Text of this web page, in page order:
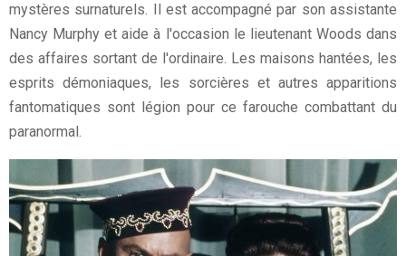
mystères surnaturels. Il est accompagné par son assistante
Nancy Murphy et aide à l'occasion le lieutenant Woods dans
des affaires sortant de l'ordinaire. Les maisons hantées, les
esprits démoniaques, les sorcières et autres apparitions
fantomatiques sont légion pour ce farouche combattant du
paranormal.